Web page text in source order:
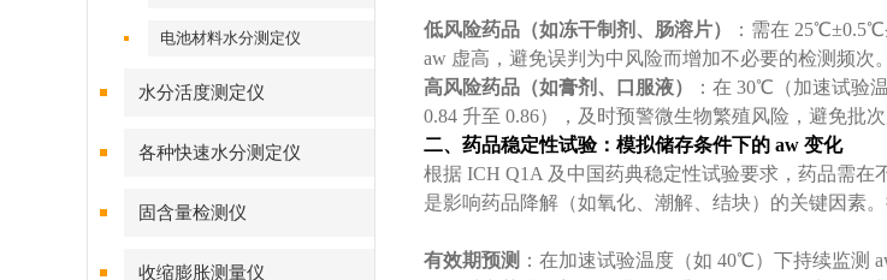
电池材料水分测定仪
水分活度测定仪
各种快速水分测定仪
固含量检测仪
收缩膨胀测量仪
低风险药品（如冻干制剂、肠溶片）
：需在
aw 虚高，避免误判为中风险而增加不必要的检测频次。
高风险药品（如膏剂、口服液）
：在 30℃（加速试验
0.84 升至 0.86），及时预警微生物繁殖风险，避免批次
二、药品稳定性试验：模拟储存条件下的 aw 变化
根据 ICH Q1A 及中国药典稳定性试验要求，药品需
是影响药品降解（如氧化、潮解、结块）的关键因素
有效期预测 ：在加速试验温度（如 40℃）下持续监测